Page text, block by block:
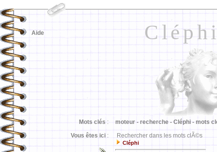
Aide
Mots clés : moteur - recherche - Cléphi - mots
Vous êtes ici : Rechercher dans les mots clÃ©s
Cléphi